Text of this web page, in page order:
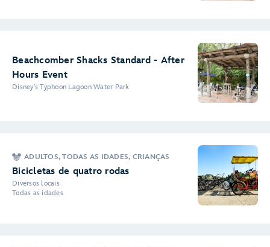
Beachcomber Shacks Standard - After
Hours Event
Disney's Typhoon Lagoon Water Park
ADULTOS, TODAS AS IDADES, CRIANÇAS
Bicicletas de quatro rodas
Diversos locais
Todas as idades